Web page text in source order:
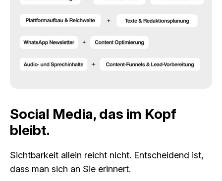
Social Media, das im Kopf
bleibt.
Sichtbarkeit allein reicht nicht. Entscheidend ist,
dass man sich an Sie erinnert.